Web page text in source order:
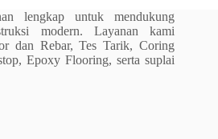
lengkap untuk mendukung
modern. Layanan kami
dan Rebar, Tes Tarik, Coring
Epoxy Flooring, serta suplai